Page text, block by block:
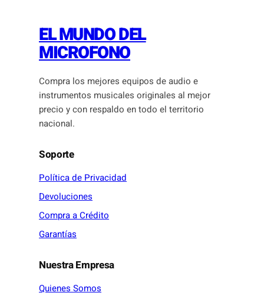
EL MUNDO DEL
MICROFONO
Compra los mejores equipos de audio e
instrumentos musicales originales al mejor
precio y con respaldo en todo el territorio
nacional.
Soporte
Política de Privacidad
Devoluciones
Compra a Crédito
Garantías
Nuestra Empresa
Quienes Somos